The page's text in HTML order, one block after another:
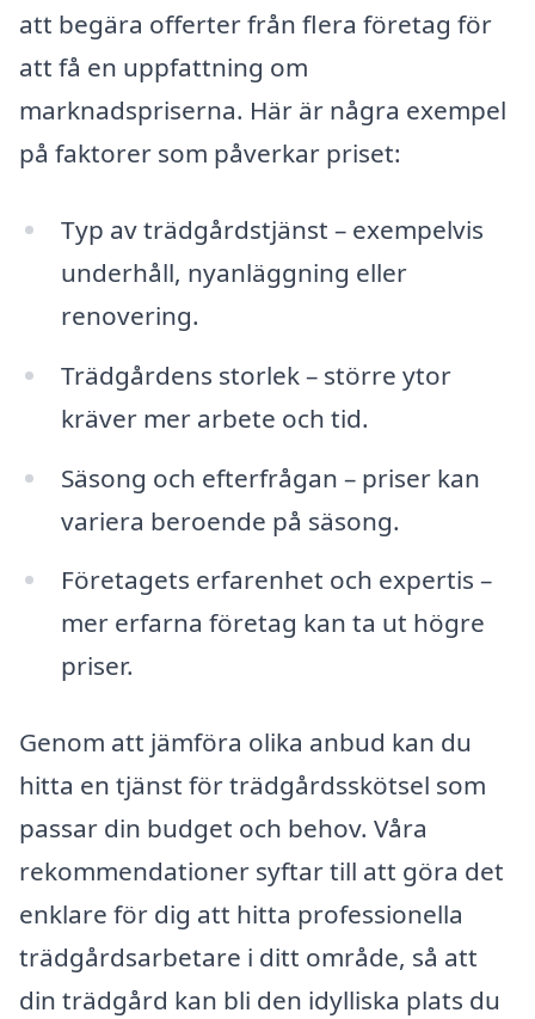
att begära offerter från flera företag för
att få en uppfattning om
marknadspriserna. Här är några exempel
på faktorer som påverkar priset:
Typ av trädgårdstjänst – exempelvis
underhåll, nyanläggning eller
renovering.
Trädgårdens storlek – större ytor
kräver mer arbete och tid.
Säsong och efterfrågan – priser kan
variera beroende på säsong.
Företagets erfarenhet och expertis –
mer erfarna företag kan ta ut högre
priser.
Genom att jämföra olika anbud kan du
hitta en tjänst för trädgårdsskötsel som
passar din budget och behov. Våra
rekommendationer syftar till att göra det
enklare för dig att hitta professionella
trädgårdsarbetare i ditt område, så att
din trädgård kan bli den idylliska plats du